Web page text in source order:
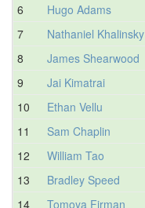
6
Hugo Adams
7
Nathaniel Khalinsky
8
James Shearwood
9
Jai Kimatrai
10
Ethan Vellu
11
Sam Chaplin
12
William Tao
13
Bradley Speed
14
Tomoya Firman